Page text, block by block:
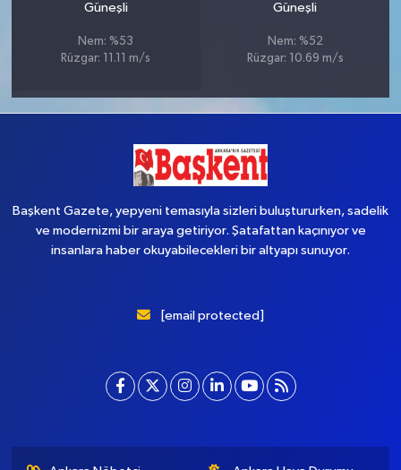
Güneşli
Nem: %53
Rüzgar: 11.11 m/s
Güneşli
Nem: %52
Rüzgar: 10.69 m/s
Başkent Gazete, yepyeni temasıyla sizleri buluştururken, sadelik
ve modernizmi bir araya getiriyor. Şatafattan kaçınıyor ve
insanlara haber okuyabilecekleri bir altyapı sunuyor.
[email protected]